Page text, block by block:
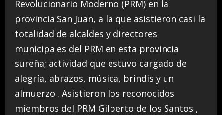
Revolucionario Moderno (PRM) en la
provincia San Juan, a la que asistieron casi la
totalidad de alcaldes y directores
municipales del PRM en esta provincia
sureña; actividad que estuvo cargado de
alegría, abrazos, música, brindis y un
almuerzo . Asistieron los reconocidos
miembros del PRM Gilberto de los Santos ,